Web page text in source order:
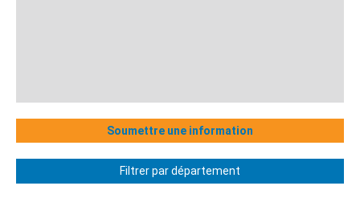
Soumettre une information
Filtrer par département